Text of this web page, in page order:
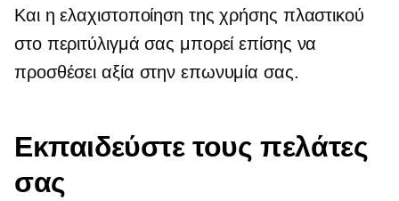
Και η ελαχιστοποίηση της χρήσης πλαστικού
στο περιτύλιγμά σας μπορεί επίσης να
προσθέσει αξία στην επωνυμία σας.
Εκπαιδεύστε τους πελάτες
σας